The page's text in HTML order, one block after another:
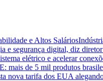
e Altos Salários
e segurança digital, diz
elétrico e acelerar
mais de 5 mil produtos
nova tarifa dos EUA